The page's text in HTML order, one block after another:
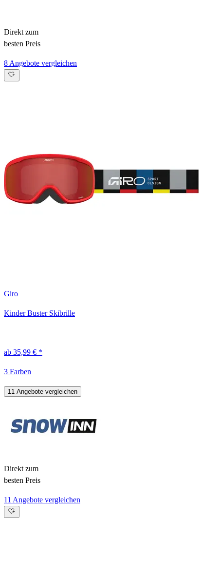
Direkt zum
besten Preis
8 Angebote vergleichen
Giro
Kinder Buster Skibrille
ab 35,99 € *
3 Farben
11 Angebote vergleichen
Direkt zum
besten Preis
11 Angebote vergleichen